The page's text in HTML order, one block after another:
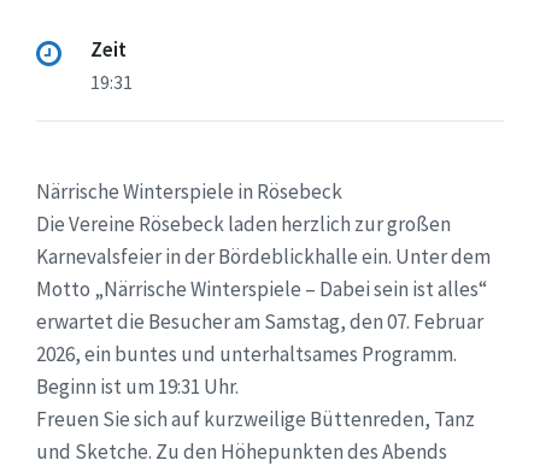
Zeit
19:31
Närrische Winterspiele in Rösebeck
Die Vereine Rösebeck laden herzlich zur großen
Karnevalsfeier in der Bördeblickhalle ein. Unter dem
Motto „Närrische Winterspiele – Dabei sein ist alles“
erwartet die Besucher am Samstag, den 07. Februar
2026, ein buntes und unterhaltsames Programm.
Beginn ist um 19:31 Uhr.
Freuen Sie sich auf kurzweilige Büttenreden, Tanz
und Sketche. Zu den Höhepunkten des Abends